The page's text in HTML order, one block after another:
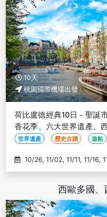
10天
桃園國際機場出發
荷比盧德經典10日－聖誕
香花季、六大世界遺產、
村、科隆大教堂
世界遺產 歷史古蹟 遊船
10/26,
西歐多國、